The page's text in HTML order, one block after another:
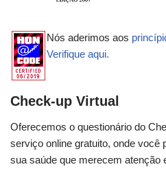
Nós aderimos aos
Verifique aqui.
Check-up Virtual
Oferecemos o questionário do
serviço online gratuito, onde você
sua saúde que merecem atenção